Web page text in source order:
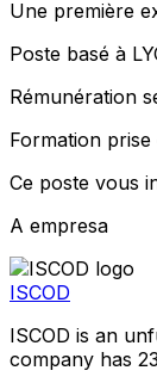
Une première
Poste basé à
Rémunération
Formation
Ce poste vous
A empresa
ISCOD
ISCOD is an
company has